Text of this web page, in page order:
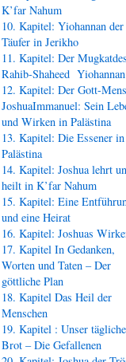
K’far Nahum
10. Kapitel: Yiohannan der
Täufer in Jerikho
11. Kapitel: Der
Rahib-Shaheed
12. Kapitel: Der Gott-
JoshuaImmanuel: Sein
und Wirken in Palästina
13. Kapitel: Die Essener in
Palästina
14. Kapitel: Joshua lehrt
heilt in K’far Nahum
15. Kapitel: Eine
und eine Heirat
16. Kapitel: Joshuas
17. Kapitel In Gedanken,
Worten und Taten – Der
göttliche Plan
18. Kapitel Das Heil der
Menschen
19. Kapitel : Unser
Brot – Die Gefallenen